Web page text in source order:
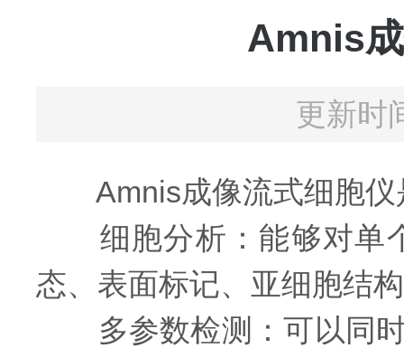
Amnis
更新时
Amnis成像流式细胞仪
细胞分析：能够对单个
态、表面标记、亚细胞结
多参数检测：可以同时